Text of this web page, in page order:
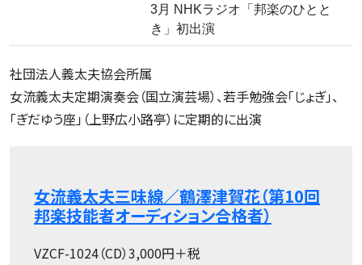
3月 NHKラジオ「邦楽のひとと
き」初出演
社団法人義太夫協会所属
女流義太夫定期演奏会（国立演芸場）、若手勉強会「じょぎ」、
「ぎだゆう座」（上野広小路亭）に定期的に出演
女流義太夫三味線／鶴澤津賀花（第10回
邦楽技能者オーディション合格者）
VZCF-1024（CD）3,000円＋税